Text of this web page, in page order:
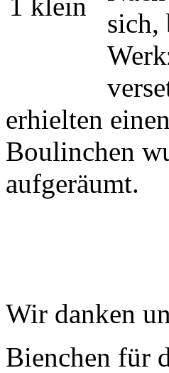
sich,
erhielten
Boulinchen
aufgeräumt.
Wir danken
Bienchen für